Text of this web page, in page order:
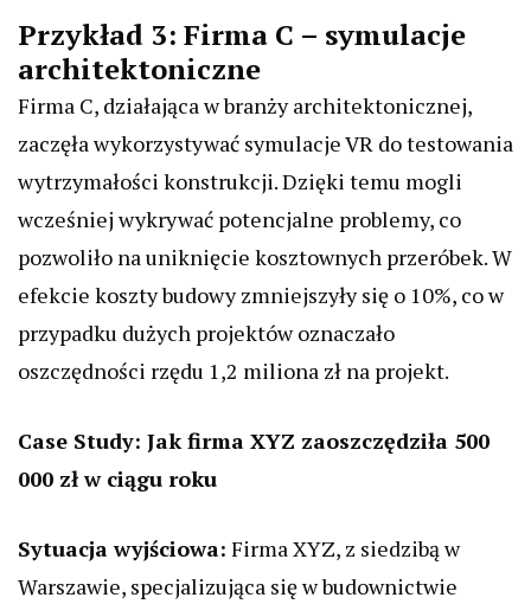
Przykład 3: Firma C – symulacje
architektoniczne
Firma C, działająca w branży architektonicznej,
zaczęła wykorzystywać symulacje VR do testowania
wytrzymałości konstrukcji. Dzięki temu mogli
wcześniej wykrywać potencjalne problemy, co
pozwoliło na uniknięcie kosztownych przeróbek. W
efekcie koszty budowy zmniejszyły się o 10%, co w
przypadku dużych projektów oznaczało
oszczędności rzędu 1,2 miliona zł na projekt.
Case Study: Jak firma XYZ zaoszczędziła 500
000 zł w ciągu roku
Sytuacja wyjściowa: Firma XYZ, z siedzibą w
Warszawie, specjalizująca się w budownictwie